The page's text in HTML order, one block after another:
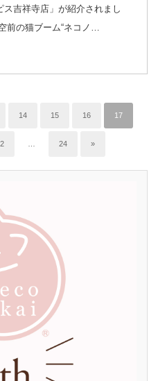
吉祥寺店」が紹介されまし
前の猫ブーム“ネコノ…
14 15 16 17
24 »